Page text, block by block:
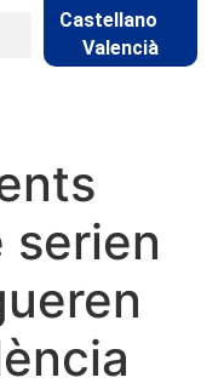
Castellano
Valencià
serien